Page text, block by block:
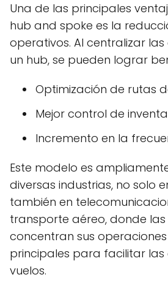
Una de las principales
hub and spoke es la
operativos. Al centralizar
un hub, se pueden lograr
Optimización de rutas
Mejor control de
Incremento en la
Este modelo es
diversas industrias, no solo
también en
transporte aéreo, donde
concentran sus
principales para facilitar las
vuelos.